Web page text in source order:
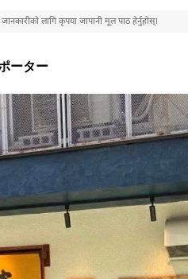
लागि कृपया जापानी मूल पाठ हेर्नुहोस्।
ーター